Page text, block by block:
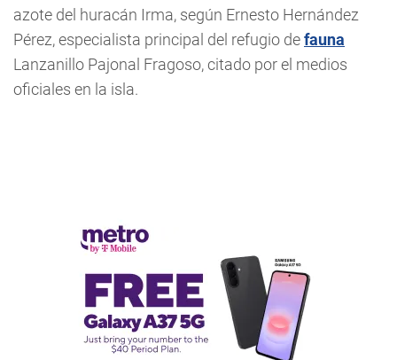
azote del huracán Irma, según Ernesto Hernández
Pérez, especialista principal del refugio defauna
Lanzanillo Pajonal Fragoso, citado por el medios
oficiales en la isla.